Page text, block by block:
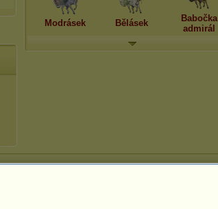
Modrásek Bělásek
Babočka
admirál